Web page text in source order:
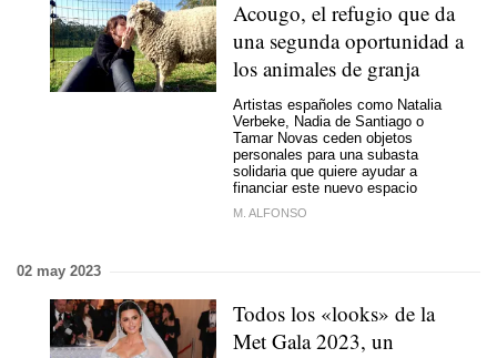
Acougo, el refugio que da
una segunda oportunidad a
los animales de granja
Artistas españoles como Natalia
Verbeke, Nadia de Santiago o
Tamar Novas ceden objetos
personales para una subasta
solidaria que quiere ayudar a
financiar este nuevo espacio
M. ALFONSO
02 may 2023
Todos los «looks» de la
Met Gala 2023, un